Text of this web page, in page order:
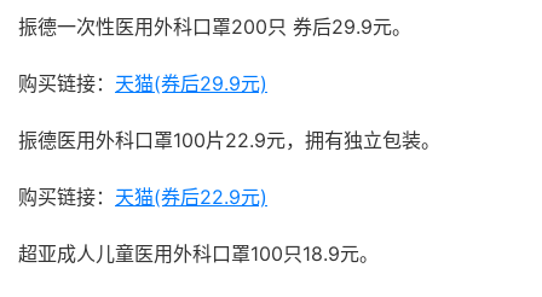
振德一次性医用外科口罩200只 券后29.9元。
购买链接： 天猫(券后29.9元)
振德医用外科口罩100片22.9元，拥有独立包装。
购买链接： 天猫(券后22.9元)
超亚成人儿童医用外科口罩100只18.9元。